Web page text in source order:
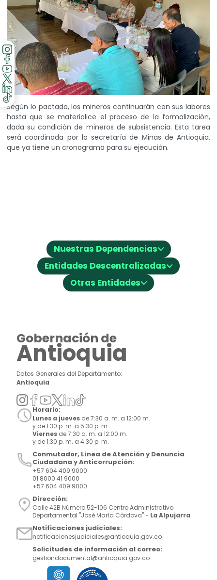
Según lo pactado, los mineros continuarán con sus labores
hasta que se materialice el proceso de la formalización,
dada su condición de mineros de subsistencia. Esta tarea
será coordinada por la secretaría de Minas de Antioquia,
que ya tiene un cronograma para su ejecución.
Nuestras Dependencias⌵
Entidades Descentralizadas⌵
Otras Entidades⌵
Gobernación de
Antioquia
Datos Generales del Departamento:
Antioquia
Horario:
Lunes a jueves de 7:30 a. m. a 12:00 m.
y de 1:30 p. m. a 5:30 p. m.
Viernes de 7:30 a. m. a 12:00 m.
y de 1:30 p. m. a 4:30 p. m.
Conmutador, Línea de Atención y Denuncia
Ciudadana y Anticorrupción:
+57 604 409 9000
01 8000 41 9000
+57 604 409 9000
Dirección:
Calle 42B Número 52-106 Centro Administrativo
Departamental "José María Córdova" - La Alpujarra
Notificaciones judiciales:
notificacionesjudiciales@antioquia.gov.co
Solicitudes de información al correo:
gestiondocumental@antioquia.gov.co